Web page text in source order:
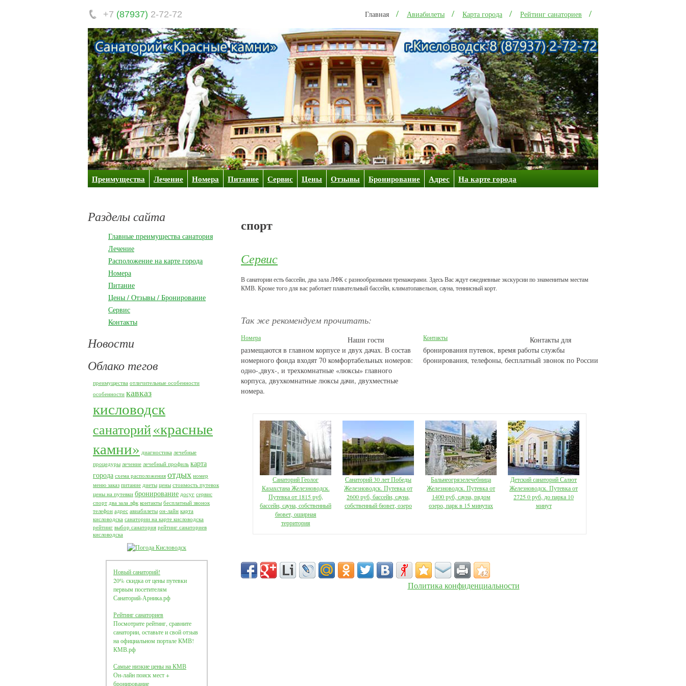
+7 (87937) 2-72-72 Главная Авиабилеты Карта города Рейтинг санаториев
Преимущества Лечение Номера Питание Сервис Цены Отзывы Бронирование Адрес На карте города
Разделы сайта
Главные преимущества санатория
Лечение
Расположение на карте города
Номера
Питание
Цены / Отзывы / Бронирование
Сервис
Контакты
Новости
Облако тегов
преимущества отличительные особенности
особенности кавказ
кисловодск
санаторий«красные
камни» диагностика лечебные
процедуры лечение лечебный профиль карта
города схема расположения отдых номер
меню заказ питание диеты цены стоимость путевок
цены на путевки бронирование досуг сервис
спорт два зала лфк контакты бесплатный звонок
телефон адрес авиабилеты он-лайн карта
кисловодска санатории на карте кисловодска
рейтинг выбор санатория рейтинг санаториев
кисловодска
Новый санаторий!
20% скидка от цены путевки
первым посетителям
Санаторий-Арника.рф
Рейтинг санаториев
Посмотрите рейтинг, сравните
санатории, оставьте и свой отзыв
на официальном портале КМВ!
КМВ.рф
Самые низкие цены на КМВ
Он-лайн поиск мест +
бронирование
спорт
Сервис
В санатории есть бассейн, два зала ЛФК с разнообразными тренажерами. Здесь Вас ждут ежедневные экскурсии по знаменитым местам
КМВ. Кроме того для вас работает плавательный бассейн, климатопавельон, сауна, теннисный корт.
Так же рекомендуем прочитать:
Номера
Наши гости
размещаются в главном корпусе и двух дачах. В состав
номерного фонда входят 70 комфортабельных номеров:
одно-,двух-, и трехкомнатные «люксы» главного
корпуса, двухкомнатные люксы дачи, двухместные
номера.
Контакты
Контакты для
бронирования путевок, время работы службы
бронирования, телефоны, бесплатный звонок по России
Санаторий Геолог
Казахстана Железноводск.
Путевка от 1815 руб,
бассейн, сауна, собственный
бювет, оширная
территория
Санаторий 30 лет Победы
Железноводск. Путевка от
2600 руб, бассейн, сауна,
собственный бювет, озеро
Бальнеогрязелечебница
Железноводск. Путевка от
1400 руб, сауна, рядом
озеро, парк в 15 минутах
Детский санаторий Салют
Железноводск. Путевка от
2725 0 руб, до парка 10
минут
Политика конфиденциальности